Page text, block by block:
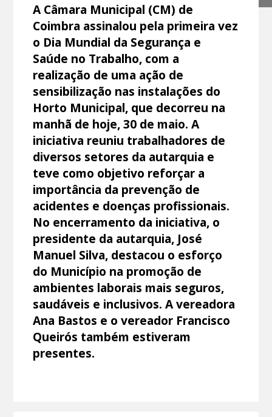
A Câmara Municipal (CM) de
Coimbra assinalou pela primeira vez
o Dia Mundial da Segurança e
Saúde no Trabalho, com a
realização de uma ação de
sensibilização nas instalações do
Horto Municipal, que decorreu na
manhã de hoje, 30 de maio. A
iniciativa reuniu trabalhadores de
diversos setores da autarquia e
teve como objetivo reforçar a
importância da prevenção de
acidentes e doenças profissionais.
No encerramento da iniciativa, o
presidente da autarquia, José
Manuel Silva, destacou o esforço
do Município na promoção de
ambientes laborais mais seguros,
saudáveis e inclusivos. A vereadora
Ana Bastos e o vereador Francisco
Queirós também estiveram
presentes.